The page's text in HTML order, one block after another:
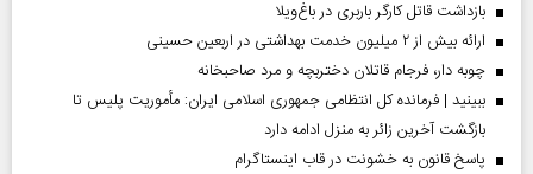
بازداشت قاتل کارگر باربری در باغ‌ویلا
ارائه بیش از ۲ میلیون خدمت بهداشتی در اربعین حسینی
چوبه دار، فرجام قاتلان دختربچه و مرد صاحبخانه
ببینید | فرمانده کل انتظامی جمهوری اسلامی ایران­: مأموریت پلیس تا
بازگشت آخرین زائر به منزل ادامه دارد
پاسخ قانون به خشونت در قاب اینستاگرام